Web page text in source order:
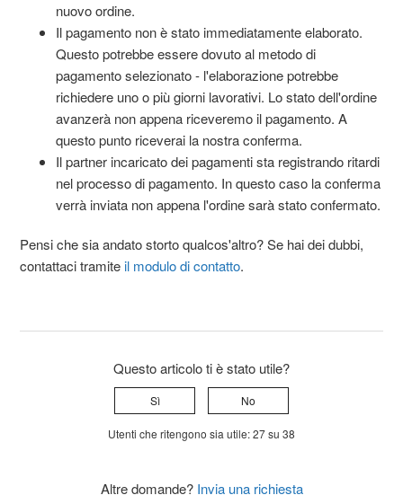
nuovo ordine.
Il pagamento non è stato immediatamente elaborato.
Questo potrebbe essere dovuto al metodo di
pagamento selezionato - l'elaborazione potrebbe
richiedere uno o più giorni lavorativi. Lo stato dell'ordine
avanzerà non appena riceveremo il pagamento. A
questo punto riceverai la nostra conferma.
Il partner incaricato dei pagamenti sta registrando ritardi
nel processo di pagamento. In questo caso la conferma
verrà inviata non appena l'ordine sarà stato confermato.
Pensi che sia andato storto qualcos'altro? Se hai dei dubbi,
contattaci tramiteil modulo di contatto.
Questo articolo ti è stato utile?
Sì No
Utenti che ritengono sia utile: 27 su 38
Altre domande? Invia una richiesta